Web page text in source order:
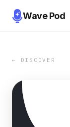
Wave Pod
← DISCOVER